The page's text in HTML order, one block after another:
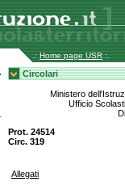
.: Home page USR :.
Circolari
Ministero
Ufficio
Prot. 24514
Circ. 319
Allegati